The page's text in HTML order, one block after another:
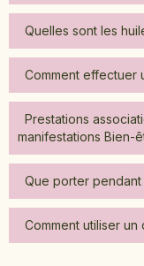
Quelles sont les
Comment effectuer
Prestations
manifestations Bien-
Que porter pendant
Comment utiliser